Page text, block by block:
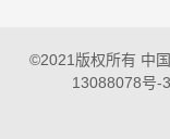
©2021版权所有 中
13088078号-3